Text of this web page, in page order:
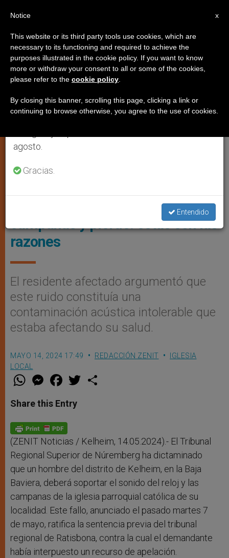
IGLESIA LOCAL
Las Campanas De La Iglesia Suenan Para Marcar Eventos Litúrgicos
Demanda a iglesia por toque de
campanas y pierde: estas son las
razones
El residente afectado argumentó que
este ruido constituía una
contaminación acústica intolerable que
estaba afectando su salud.
MAYO 14, 2024 17:49 REDACCIÓN ZENIT
IGLESIA
LOCAL
W
t
s
p
p
M
e
s
e
g
e
r
F
a
e
b
o
k
w
Share this Entry
(ZENIT Noticias / Kelheim, 14.05.2024).- El Tribunal
Regional Superior de Núremberg ha dictaminado
que un hombre del distrito de Kelheim, en la Baja
Baviera, deberá soportar el sonido del reloj y las
campanas de la iglesia parroquial católica de su
localidad. Este fallo, anunciado el pasado martes 7
de mayo, ratifica la sentencia previa del tribunal
regional de Ratisbona, contra la cual el demandante
había interpuesto un recurso de apelación.
×
Aviso importante
Del 27 de julio al 7 de agosto haremos la pausa
anual, aprovechando que en el periodo de verano
se generan menos informaciones y también el
agosto.
Gracias.
Entendido
x
Notice
This website or its third party tools use cookies, which are
necessary to its functioning and required to achieve the
purposes illustrated in the cookie policy. If you want to know
more or withdraw your consent to all or some of the cookies,
please refer to the cookie policy
By closing this banner, scrolling this page, clicking a link or
continuing to browse otherwise, you agree to the use of cookies.